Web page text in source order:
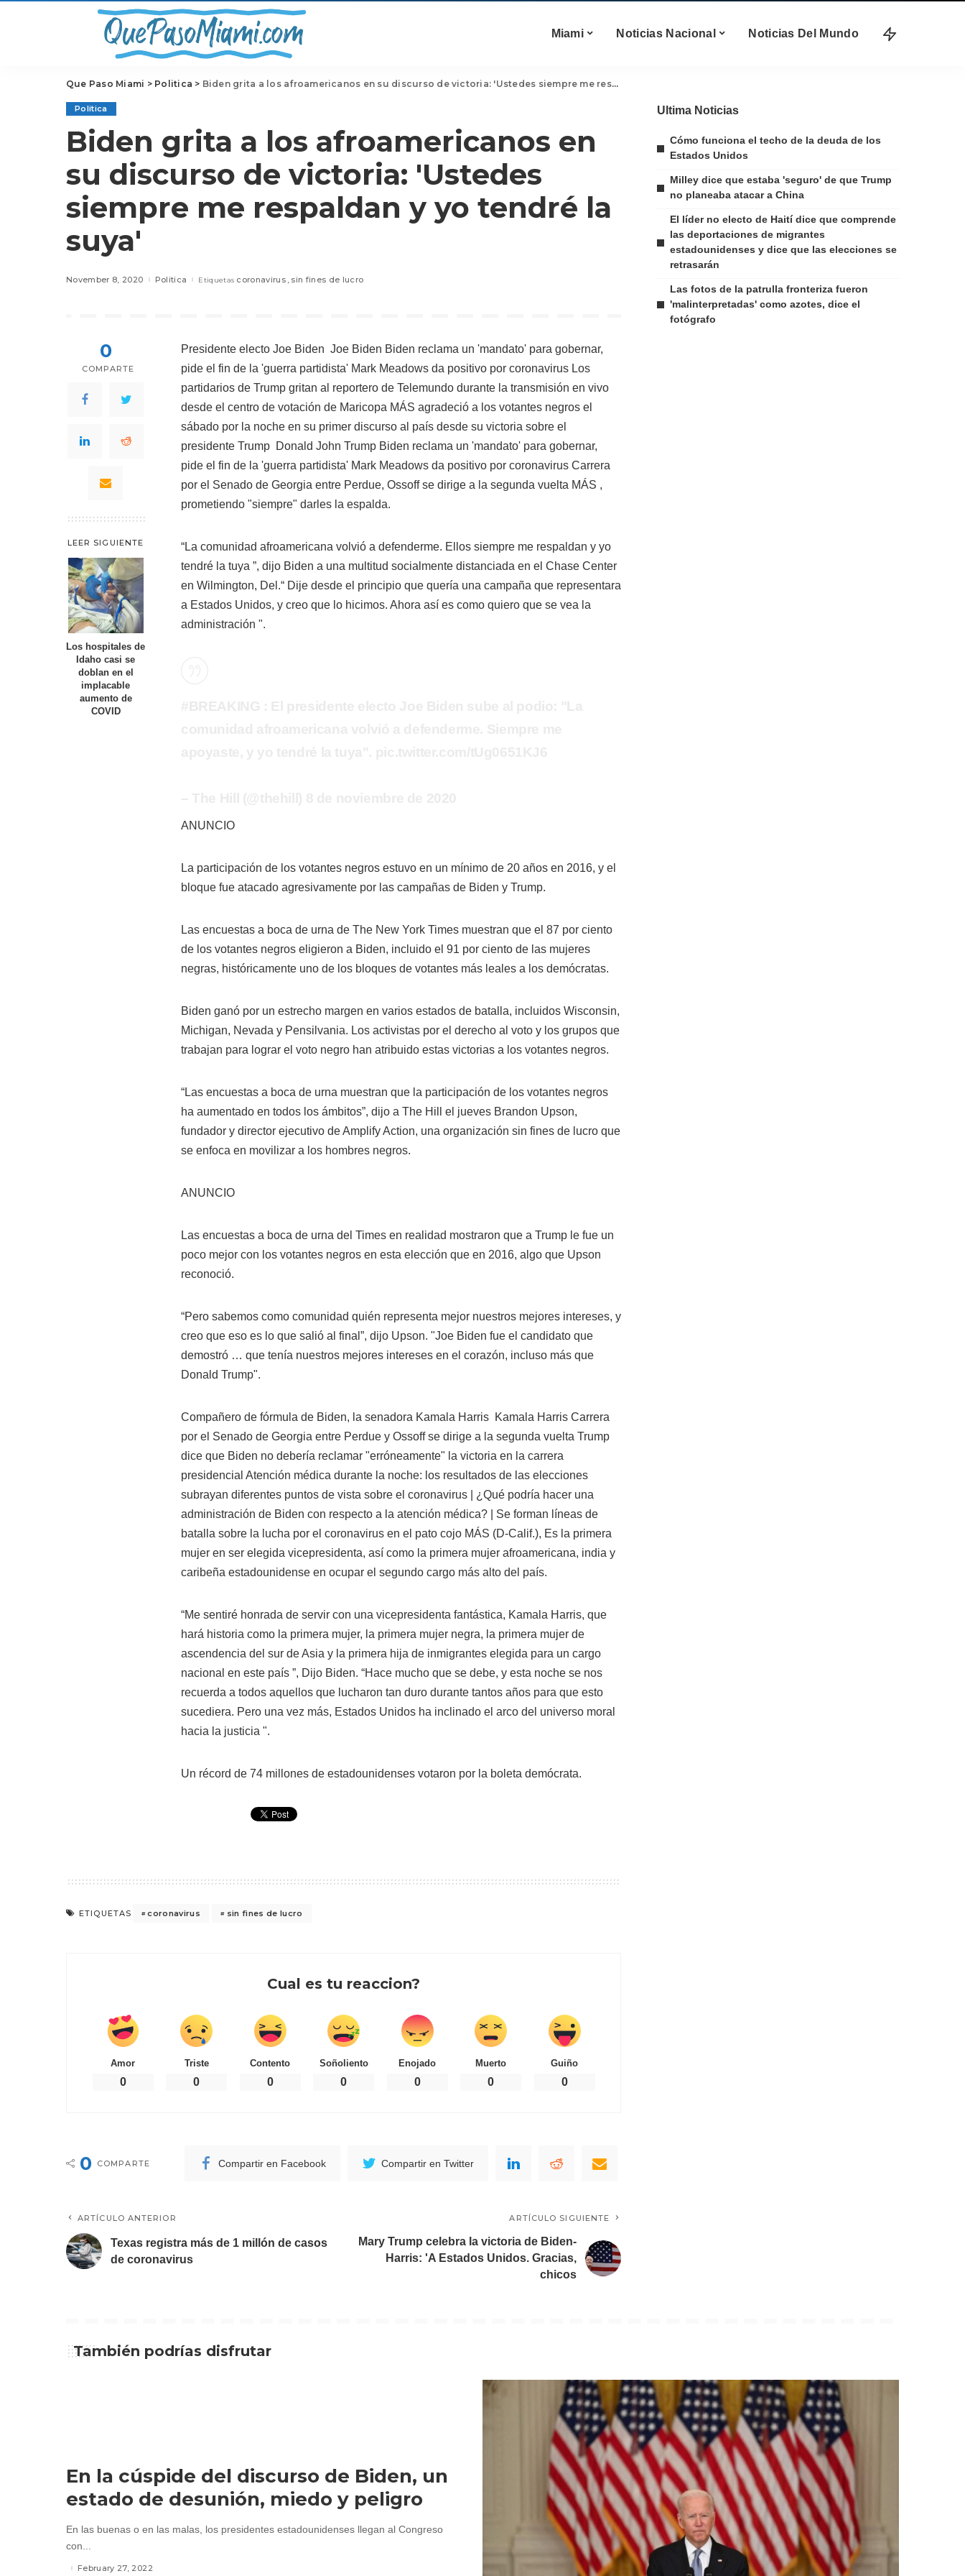
Miami Noticias Nacional Noticias Del Mundo
Que Paso Miami > Politica > Biden grita a los afroamericanos en su discurso de victoria: 'Ustedes siempre me respaldan y yo tendré la suya'
Politica
Biden grita a los afroamericanos en
su discurso de victoria: 'Ustedes
siempre me respaldan y yo tendré la
suya'
November 8, 2020 Politica Etiquetas coronavirus sin fines de lucro
0
COMPARTE
LEER SIGUIENTE
Los hospitales de
Idaho casi se
doblan en el
implacable
aumento de
COVID
Presidente electo Joe Biden Joe Biden Biden reclama un 'mandato' para gobernar,
pide el fin de la 'guerra partidista' Mark Meadows da positivo por coronavirus Los
partidarios de Trump gritan al reportero de Telemundo durante la transmisión en vivo
desde el centro de votación de Maricopa MÁS agradeció a los votantes negros el
sábado por la noche en su primer discurso al país desde su victoria sobre el
presidente Trump Donald John Trump Biden reclama un 'mandato' para gobernar,
pide el fin de la 'guerra partidista' Mark Meadows da positivo por coronavirus Carrera
por el Senado de Georgia entre Perdue, Ossoff se dirige a la segunda vuelta MÁS ,
prometiendo "siempre" darles la espalda.
“La comunidad afroamericana volvió a defenderme. Ellos siempre me respaldan y yo
tendré la tuya ”, dijo Biden a una multitud socialmente distanciada en el Chase Center
en Wilmington, Del.“ Dije desde el principio que quería una campaña que representara
a Estados Unidos, y creo que lo hicimos. Ahora así es como quiero que se vea la
administración ".
ANUNCIO
La participación de los votantes negros estuvo en un mínimo de 20 años en 2016, y el
bloque fue atacado agresivamente por las campañas de Biden y Trump.
Las encuestas a boca de urna de The New York Times muestran que el 87 por ciento
de los votantes negros eligieron a Biden, incluido el 91 por ciento de las mujeres
negras, históricamente uno de los bloques de votantes más leales a los demócratas.
Biden ganó por un estrecho margen en varios estados de batalla, incluidos Wisconsin,
Michigan, Nevada y Pensilvania. Los activistas por el derecho al voto y los grupos que
trabajan para lograr el voto negro han atribuido estas victorias a los votantes negros.
“Las encuestas a boca de urna muestran que la participación de los votantes negros
ha aumentado en todos los ámbitos”, dijo a The Hill el jueves Brandon Upson,
fundador y director ejecutivo de Amplify Action, una organización sin fines de lucro que
se enfoca en movilizar a los hombres negros.
ANUNCIO
Las encuestas a boca de urna del Times en realidad mostraron que a Trump le fue un
poco mejor con los votantes negros en esta elección que en 2016, algo que Upson
reconoció.
“Pero sabemos como comunidad quién representa mejor nuestros mejores intereses, y
creo que eso es lo que salió al final”, dijo Upson. "Joe Biden fue el candidato que
demostró … que tenía nuestros mejores intereses en el corazón, incluso más que
Donald Trump".
Compañero de fórmula de Biden, la senadora Kamala Harris Kamala Harris Carrera
por el Senado de Georgia entre Perdue y Ossoff se dirige a la segunda vuelta Trump
dice que Biden no debería reclamar "erróneamente" la victoria en la carrera
presidencial Atención médica durante la noche: los resultados de las elecciones
subrayan diferentes puntos de vista sobre el coronavirus | ¿Qué podría hacer una
administración de Biden con respecto a la atención médica? | Se forman líneas de
batalla sobre la lucha por el coronavirus en el pato cojo MÁS (D-Calif.), Es la primera
mujer en ser elegida vicepresidenta, así como la primera mujer afroamericana, india y
caribeña estadounidense en ocupar el segundo cargo más alto del país.
“Me sentiré honrada de servir con una vicepresidenta fantástica, Kamala Harris, que
hará historia como la primera mujer, la primera mujer negra, la primera mujer de
ascendencia del sur de Asia y la primera hija de inmigrantes elegida para un cargo
nacional en este país ”, Dijo Biden. “Hace mucho que se debe, y esta noche se nos
recuerda a todos aquellos que lucharon tan duro durante tantos años para que esto
sucediera. Pero una vez más, Estados Unidos ha inclinado el arco del universo moral
hacia la justicia ".
Un récord de 74 millones de estadounidenses votaron por la boleta demócrata.
ETIQUETAS coronavirus sin fines de lucro
Cual es tu reaccion?
Amor
0
Triste
0
Contento
0
Soñoliento
0
Enojado
0
Muerto
0
Guiño
0
0 COMPARTE Compartir en Facebook Compartir en Twitter
ARTÍCULO ANTERIOR
Texas registra más de 1 millón de casos
de coronavirus
ARTÍCULO SIGUIENTE
Mary Trump celebra la victoria de Biden-
Harris: 'A Estados Unidos. Gracias,
chicos
Ultima Noticias
Cómo funciona el techo de la deuda de los
Estados Unidos
Milley dice que estaba 'seguro' de que Trump
no planeaba atacar a China
El líder no electo de Haití dice que comprende
las deportaciones de migrantes
estadounidenses y dice que las elecciones se
retrasarán
Las fotos de la patrulla fronteriza fueron
'malinterpretadas' como azotes, dice el
fotógrafo
También podrías disfrutar
En la cúspide del discurso de Biden, un
estado de desunión, miedo y peligro
En las buenas o en las malas, los presidentes estadounidenses llegan al Congreso
con...
February 27, 2022